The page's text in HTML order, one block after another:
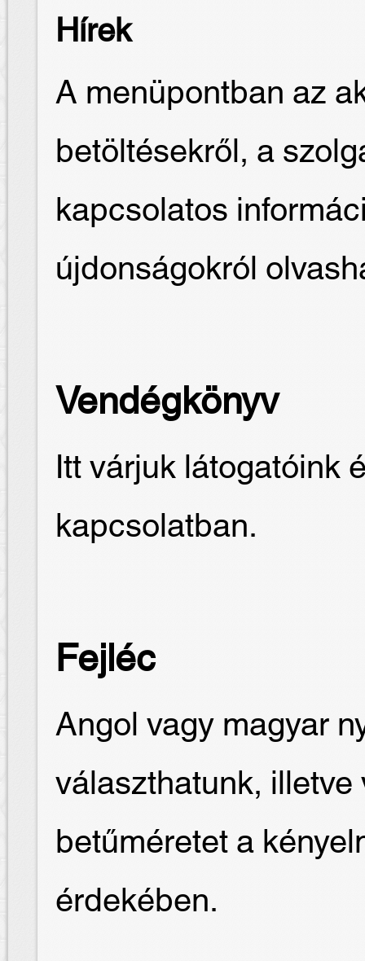
Hírek
A menüpontban az
betöltésekről, a
kapcsolatos
újdonságokról
Vendégkönyv
Itt várjuk látogatóink
kapcsolatban.
Fejléc
Angol vagy magyar
választhatunk,
betűméretet a
érdekében.